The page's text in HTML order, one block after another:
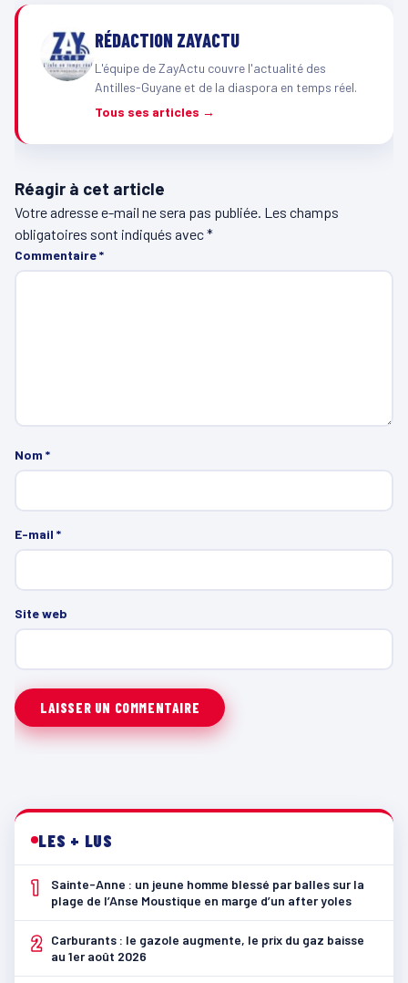
RÉDACTION ZAYACTU
L'équipe de ZayActu couvre l'actualité des
Antilles-Guyane et de la diaspora en temps réel.
Tous ses articles →
Réagir à cet article
Votre adresse e-mail ne sera pas publiée. Les champs
obligatoires sont indiqués avec*
Commentaire*
Nom *
E-mail *
Site web
LES + LUS
1
Sainte-Anne : un jeune homme blessé par balles sur la
plage de l’Anse Moustique en marge d’un after yoles
2
Carburants : le gazole augmente, le prix du gaz baisse
au 1er août 2026